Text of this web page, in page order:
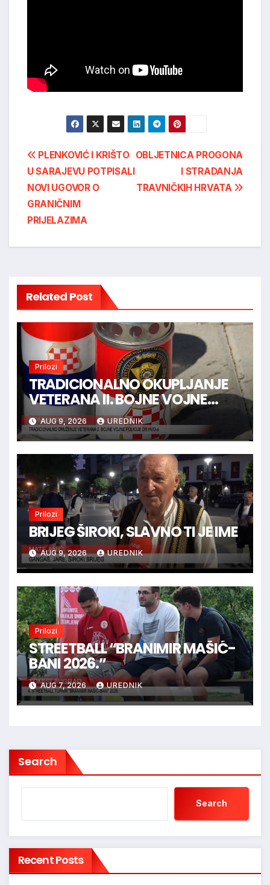
Post
navigation
OBLJETNICA PROGONA
I STRADANJA
TRAVNIČKIH HRVATA
PLENKOVIĆ I KRIŠTO
U SARAJEVU POTPISALI
NOVI UGOVOR O
GRANIČNIM
PRIJELAZIMA
Related Post
Prilozi
TRADICIONALNO OKUPLJANJE
VETERANA II. BOJNE VOJNE
POLICIJE HVO-a -
TOMISLAVGRAD
AUG 9, 2026 UREDNIK
Prilozi
BRIJEG ŠIROKI, SLAVNO TI JE IME
AUG 9, 2026 UREDNIK
Prilozi
STREETBALL “BRANIMIR MAŠIĆ-
BANI 2026.”
AUG 7, 2026 UREDNIK
Search
Search
Recent Posts